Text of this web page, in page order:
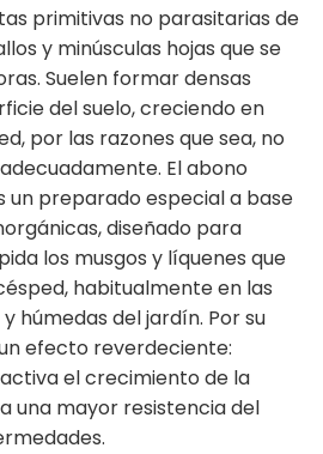
primitivas no parasitarias de
y minúsculas hojas que se
Suelen formar densas
del suelo, creciendo en
por las razones que sea, no
El abono
un preparado especial a base
diseñado para
los musgos y líquenes que
habitualmente en las
húmedas del jardín. Por su
efecto reverdeciente:
el crecimiento de la
una mayor resistencia del